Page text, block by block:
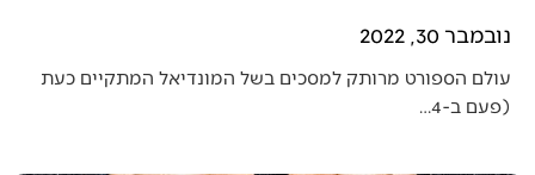
נובמבר 30, 2022
עולם הספורט מרותק למסכים בשל המונדיאל המתקיים כעת
(פעם ב-4…